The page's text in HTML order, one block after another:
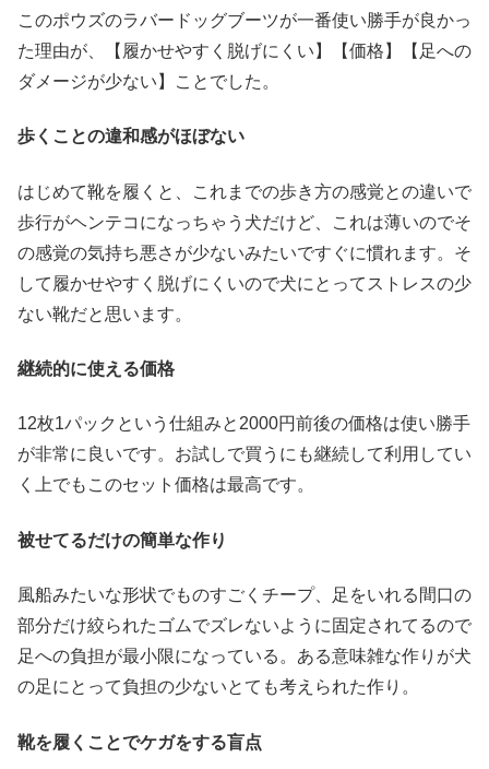
このポウズのラバードッグブーツが一番使い勝手が良かっ
た理由が、【履かせやすく脱げにくい】【価格】【足への
ダメージが少ない】ことでした。
歩くことの違和感がほぼない
はじめて靴を履くと、これまでの歩き方の感覚との違いで
歩行がヘンテコになっちゃう犬だけど、これは薄いのでそ
の感覚の気持ち悪さが少ないみたいですぐに慣れます。そ
して履かせやすく脱げにくいので犬にとってストレスの少
ない靴だと思います。
継続的に使える価格
12枚1パックという仕組みと2000円前後の価格は使い勝手
が非常に良いです。お試しで買うにも継続して利用してい
く上でもこのセット価格は最高です。
被せてるだけの簡単な作り
風船みたいな形状でものすごくチープ、足をいれる間口の
部分だけ絞られたゴムでズレないように固定されてるので
足への負担が最小限になっている。ある意味雑な作りが犬
の足にとって負担の少ないとても考えられた作り。
靴を履くことでケガをする盲点